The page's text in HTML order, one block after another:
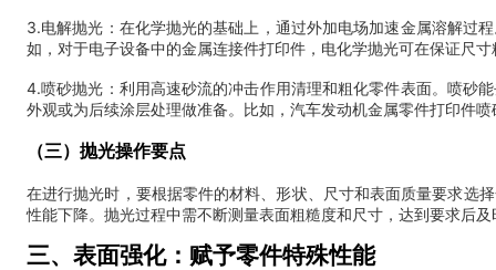
3.电解抛光：在化学抛光的基础上，通过外加电场加速金属溶解过
如，对于电子设备中的金属连接件打印件，电化学抛光可在保证尺
4.喷砂抛光：利用高速砂流的冲击作用清理和粗化零件表面。喷砂
外观或为后续涂层处理做准备。比如，汽车发动机金属零件打印件
（三）抛光操作要点
在进行抛光时，要根据零件的材料、形状、尺寸和表面质量要求选
性能下降。抛光过程中需不断测量表面粗糙度和尺寸，达到要求后及
三、表面强化：赋予零件特殊性能